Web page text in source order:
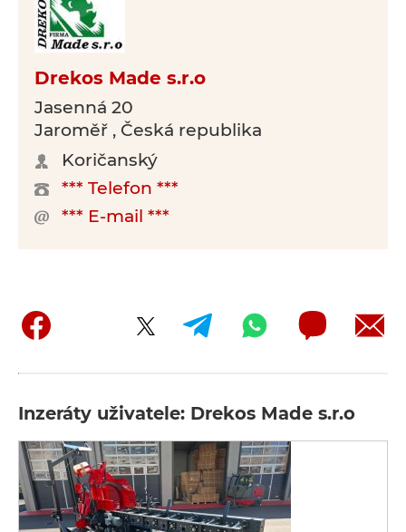
Drekos Made s.r.o
Jasenná 20
Jaroměř , Česká republika
Koričanský
*** Telefon ***
*** E-mail ***
Inzeráty uživatele: Drekos Made s.r.o